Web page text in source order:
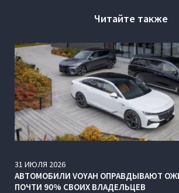
Читайте также
31 ИЮЛЯ 2026
АВТОМОБИЛИ VOYAH ОПРАВДЫВАЮТ
ПОЧТИ 90% СВОИХ ВЛАДЕЛЬЦЕВ